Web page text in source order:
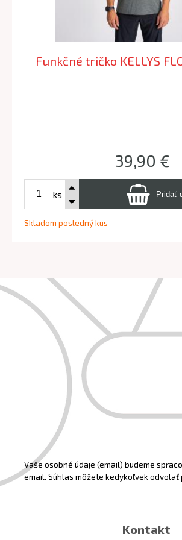
Funkčné tričko KELLYS
39,90 €
ks
Skladom posledný kus
Vaše osobné údaje (email) budeme
email. Súhlas môžete kedykoľvek
Kontakt